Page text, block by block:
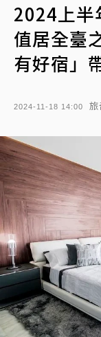
2024上半
值居全臺
有好宿」
2024-11-18 14:00 旅